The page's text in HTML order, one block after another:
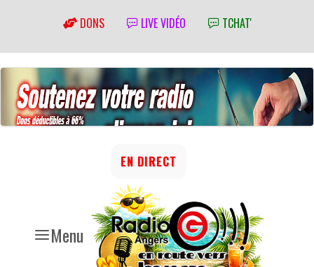
DONS LIVE VIDÉO TCHAT'
Menu
EN DIRECT